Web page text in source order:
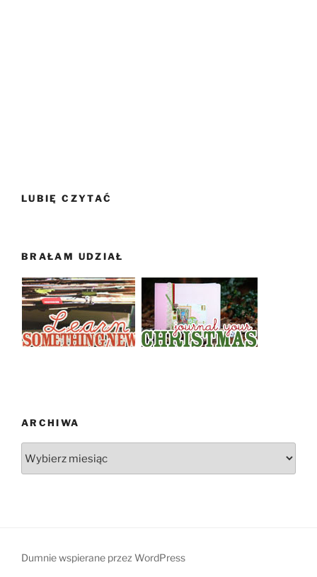
LUBIĘ CZYTAĆ
BRAŁAM UDZIAŁ
ARCHIWA
Dumnie wspierane przez WordPress